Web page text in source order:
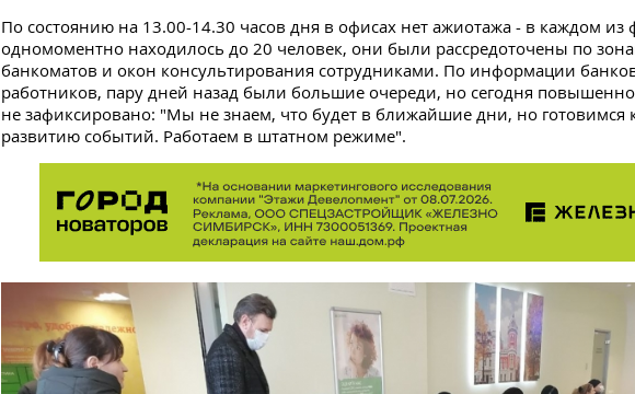
По состоянию на 13.00-14.30 часов дня в офисах нет ажиотажа - в каждом из
одномоментно находилось до 20 человек, они были рассредоточены по
банкоматов и окон консультирования сотрудниками. По информации
работников, пару дней назад были большие очереди, но сегодня
не зафиксировано: "Мы не знаем, что будет в ближайшие дни, но готовимся
развитию событий. Работаем в штатном режиме".